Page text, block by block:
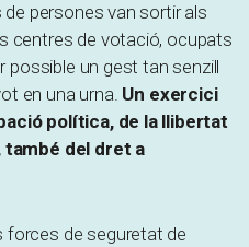
persones van sortir als
centres de votació, ocupats
possible un gest tan senzill
en una urna. Un exercici
política, de la llibertat
també del dret a
forces de seguretat de